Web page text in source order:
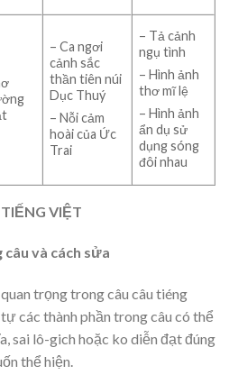
– Ca ngơi
cảnh sắc
thần tiên núi
Dục Thuý
– Nỗi cảm
hoài của Ức
Trai
– Tả cảnh
ngụ tình
– Hình ảnh
thơ mĩ lệ
– Hình ảnh
ẩn dụ sử
dụng sóng
đôi nhau
VIỆT
và cách sửa
trọng trong câu câu tiéng
các thành phần trong câu có thể
sai lô-gich hoặc ko diễn đạt đúng
thể hiện.